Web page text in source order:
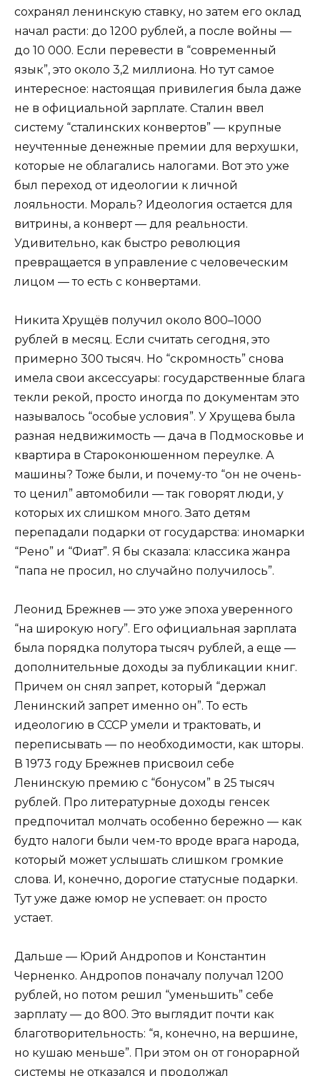
сохранял ленинскую ставку, но затем его оклад
начал расти: до 1200 рублей, а после войны —
до 10 000. Если перевести в “современный
язык”, это около 3,2 миллиона. Но тут самое
интересное: настоящая привилегия была даже
не в официальной зарплате. Сталин ввел
систему “сталинских конвертов” — крупные
неучтенные денежные премии для верхушки,
которые не облагались налогами. Вот это уже
был переход от идеологии к личной
лояльности. Мораль? Идеология остается для
витрины, а конверт — для реальности.
Удивительно, как быстро революция
превращается в управление с человеческим
лицом — то есть с конвертами.
Никита Хрущёв получил около 800–1000
рублей в месяц. Если считать сегодня, это
примерно 300 тысяч. Но “скромность” снова
имела свои аксессуары: государственные блага
текли рекой, просто иногда по документам это
называлось “особые условия”. У Хрущева была
разная недвижимость — дача в Подмосковье и
квартира в Староконюшенном переулке. А
машины? Тоже были, и почему-то “он не очень-
то ценил” автомобили — так говорят люди, у
которых их слишком много. Зато детям
перепадали подарки от государства: иномарки
“Рено” и “Фиат”. Я бы сказала: классика жанра
“папа не просил, но случайно получилось”.
Леонид Брежнев — это уже эпоха уверенного
“на широкую ногу”. Его официальная зарплата
была порядка полутора тысяч рублей, а еще —
дополнительные доходы за публикации книг.
Причем он снял запрет, который “держал
Ленинский запрет именно он”. То есть
идеологию в СССР умели и трактовать, и
переписывать — по необходимости, как шторы.
В 1973 году Брежнев присвоил себе
Ленинскую премию с “бонусом” в 25 тысяч
рублей. Про литературные доходы генсек
предпочитал молчать особенно бережно — как
будто налоги были чем-то вроде врага народа,
который может услышать слишком громкие
слова. И, конечно, дорогие статусные подарки.
Тут уже даже юмор не успевает: он просто
устает.
Дальше — Юрий Андропов и Константин
Черненко. Андропов поначалу получал 1200
рублей, но потом решил “уменьшить” себе
зарплату — до 800. Это выглядит почти как
благотворительность: “я, конечно, на вершине,
но кушаю меньше”. При этом он от гонорарной
системы не отказался и продолжал